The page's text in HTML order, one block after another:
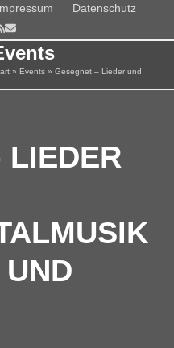
Datenschutz
E-
Mail
»Events »Gesegnet – Lieder und
LIEDER